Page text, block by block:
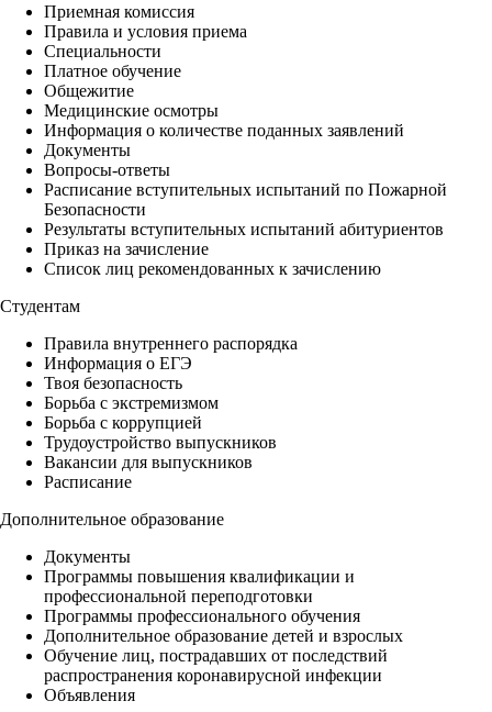
Приемная комиссия
Правила и условия приема
Специальности
Платное обучение
Общежитие
Медицинские осмотры
Информация о количестве поданных заявлений
Документы
Вопросы-ответы
Расписание вступительных испытаний по Пожарной
Безопасности
Результаты вступительных испытаний абитуриентов
Приказ на зачисление
Список лиц рекомендованных к зачислению
Студентам
Правила внутреннего распорядка
Информация о ЕГЭ
Твоя безопасность
Борьба с экстремизмом
Борьба с коррупцией
Трудоустройство выпускников
Вакансии для выпускников
Расписание
Дополнительное образование
Документы
Программы повышения квалификации и
профессиональной переподготовки
Программы профессионального обучения
Дополнительное образование детей и взрослых
Обучение лиц, пострадавших от последствий
распространения коронавирусной инфекции
Объявления